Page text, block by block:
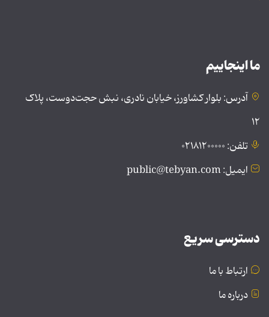
ما اینجاییم
آدرس: بلوار کشاورز، خیابان نادری، نبش حجت‌دوست، پلاک
۱۲
تلفن: ۰۲۱۸۱۲۰۰۰۰۰
ایمیل: public@tebyan.com
دسترسی سریع
ارتباط با ما
درباره ما